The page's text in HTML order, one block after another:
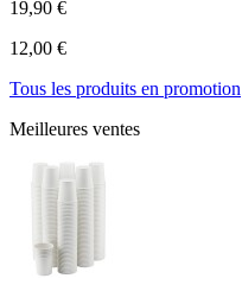
19,90 €
12,00 €
Tous les produits en promotion
Meilleures ventes